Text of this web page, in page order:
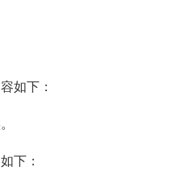
如下：
下：